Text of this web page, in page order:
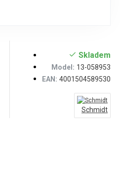
Skladem
Model: 13-058953
EAN: 4001504589530
Schmidt